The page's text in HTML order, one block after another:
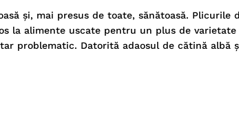
și, mai presus de toate, sănătoasă. Plicurile
la alimente uscate pentru un plus de
problematic. Datorită adaosul de cătină